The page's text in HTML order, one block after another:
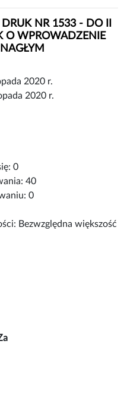
NR 1533 - DO II
O WPROWADZENIE
2020 r.
2020 r.
0
40
0
Bezwzględna większość